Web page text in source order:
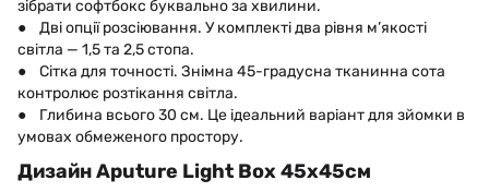
зібрати софтбокс буквально за хвилини.
● Дві опції розсіювання. У комплекті два рівня м’якості
світла — 1,5 та 2,5 стопа.
● Сітка для точності. Знімна 45-градусна тканинна сота
контролює розтікання світла.
● Глибина всього 30 см. Це ідеальний варіант для зйомки в
умовах обмеженого простору.
Дизайн Aputure Light Box 45x45см